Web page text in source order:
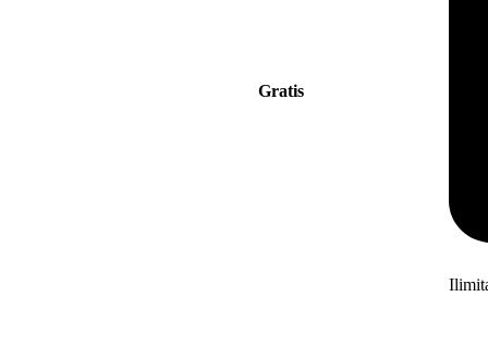
Gratis